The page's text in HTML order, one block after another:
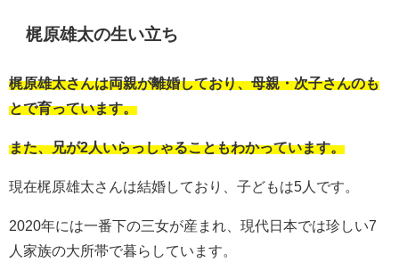
梶原雄太の生い立ち
梶原雄太さんは両親が離婚しており、母親・次子さんのも
とで育っています。
また、兄が2人いらっしゃることもわかっています。
現在梶原雄太さんは結婚しており、子どもは5人です。
2020年には一番下の三女が産まれ、現代日本では珍しい7
人家族の大所帯で暮らしています。